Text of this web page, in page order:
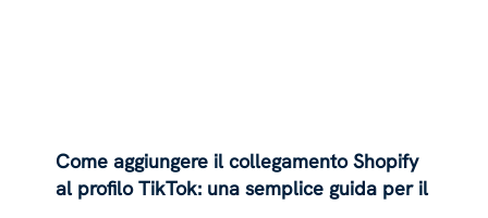
Come aggiungere il collegamento Shopify
al profilo TikTok: una semplice guida per il